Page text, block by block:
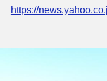
https://